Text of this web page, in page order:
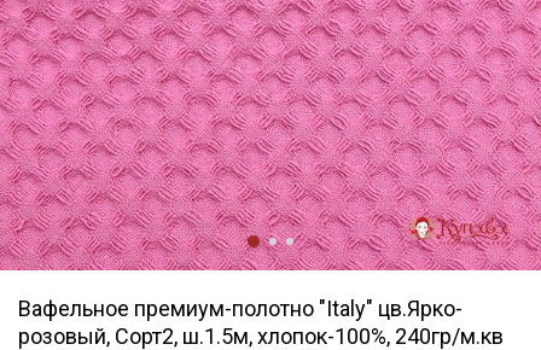
Вафельное премиум-полотно "Italy" цв.Ярко-
розовый, Сорт2, ш.1.5м, хлопок-100%, 240гр/м.кв